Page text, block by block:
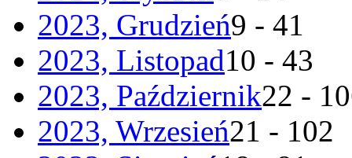
2023, Grudzień9 - 41
2023, Listopad10 - 43
2023, Październik22 -
2023, Wrzesień21 - 102